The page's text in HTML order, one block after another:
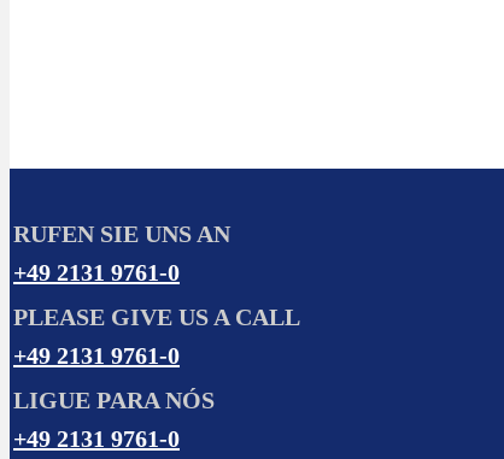
RUFEN SIE UNS AN
+49 2131 9761-0
PLEASE GIVE US A CALL
+49 2131 9761-0
LIGUE PARA NÓS
+49 2131 9761-0